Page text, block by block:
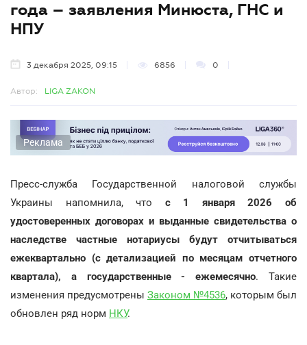
года – заявления Минюста, ГНС и
НПУ
3 декабря 2025, 09:15 6856 0
Автор: LIGA ZAKON
Реклама
Пресс-служба Государственной налоговой службы
Украины напомнила, что с 1 января 2026 об
удостоверенных договорах и выданные свидетельства о
наследстве частные нотариусы будут отчитываться
ежеквартально (с детализацией по месяцам отчетного
квартала), а государственные - ежемесячно. Такие
изменения предусмотрены Законом №4536, которым был
обновлен ряд норм НКУ.